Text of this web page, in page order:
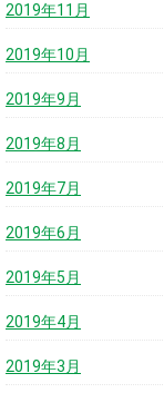
2019年11月
2019年10月
2019年9月
2019年8月
2019年7月
2019年6月
2019年5月
2019年4月
2019年3月